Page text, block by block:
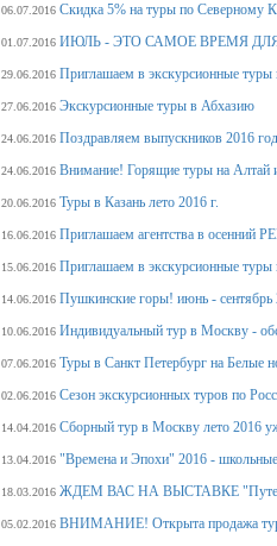
06.07.2016 Скидка 5% на туры по Северному
01.07.2016 ИЮЛЬ - ЭТО САМОЕ ВРЕМЯ
29.06.2016 Приглашаем в экскурсионные
27.06.2016 Экскурсионные туры в Абхазию
24.06.2016 Поздравляем выпускников
24.06.2016 Внимание! Горящие туры на Алтай
20.06.2016 Туры в Казань лето 2016 г.
16.06.2016 Приглашаем агентства в
15.06.2016 Приглашаем в экскурсионные туры
14.06.2016 Пушкинские горы! июнь - сентябрь
10.06.2016 Индивидуальный тур в Москву -
07.06.2016 Туры в Санкт Петербург на Белые
02.06.2016 Сезон экскурсионных туров по
14.04.2016 Сборный тур в Москву лето 2016
13.04.2016 "Времена и Эпохи" 2016 - школьные
18.03.2016 ЖДЕМ ВАС НА ВЫСТАВКЕ
05.02.2016 ВНИМАНИЕ! Открыта продажа